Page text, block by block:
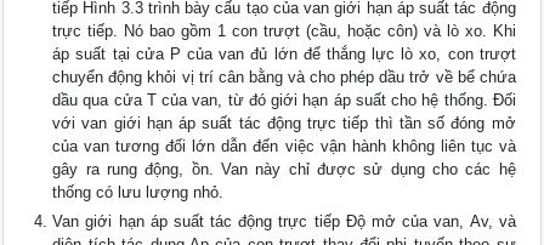
tiếp Hình 3.3 trình bày cấu tạo của van giới hạn áp suất tác động
trực tiếp. Nó bao gồm 1 con trượt (cầu, hoặc côn) và lò xo. Khi
áp suất tại cửa P của van đủ lớn để thắng lực lò xo, con trượt
chuyển động khỏi vị trí cân bằng và cho phép dầu trở về bể chứa
dầu qua cửa T của van, từ đó giới hạn áp suất cho hệ thống. Đối
với van giới hạn áp suất tác động trực tiếp thì tần số đóng mở
của van tương đối lớn dẫn đến việc vận hành không liên tục và
gây ra rung động, ồn. Van này chỉ được sử dụng cho các hệ
thống có lưu lượng nhỏ.
Van giới hạn áp suất tác động trực tiếp Độ mở của van, Av, và